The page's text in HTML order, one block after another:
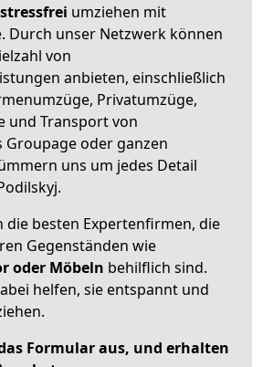
umziehen mit
Durch unser Netzwerk können
von
anbieten, einschließlich
Privatumzüge,
und Transport von
Groupage oder ganzen
uns um jedes Detail
die besten Expertenfirmen, die
Gegenständen wie
oder Möbeln behilflich sind.
helfen, sie entspannt und
Formular aus, und erhalten